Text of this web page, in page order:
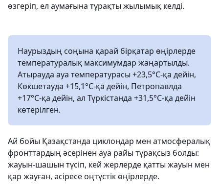
өзгеріп, ел аумағына тұрақты жылымық келді.
Наурыздың соңына қарай бірқатар өңірлерде
температуралық максимумдар жаңартылды.
Атырауда ауа температурасы +23,5°C-қа дейін,
Көкшетауда +15,1°C-қа дейін, Петропавлда
+17°C-қа дейін, ал Түркістанда +31,5°C-қа дейін
көтерілген.
Ай бойы Қазақстанда циклондар мен атмосфералық
фронттардың әсерінен ауа райы тұрақсыз болды:
жауын-шашын түсіп, кей жерлерде қатты жауын мен
қар жауған, әсіресе оңтүстік өңірлерде.